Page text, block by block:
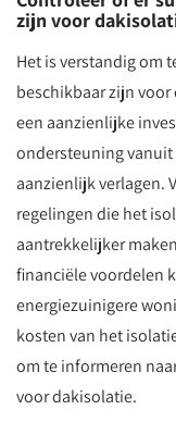
zijn voor
Het is verstandig om
beschikbaar zijn
een aanzienlijke
ondersteuning
aanzienlijk verlagen.
regelingen die het
aantrekkelijker
financiële voordelen
energiezuinigere
kosten van het
om te informeren
voor dakisolatie.